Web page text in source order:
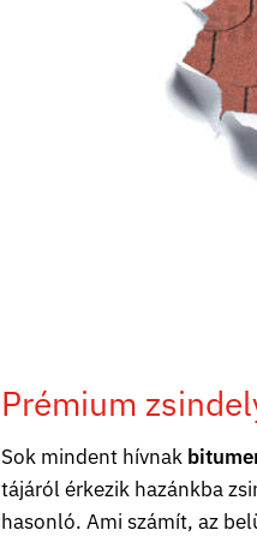
Prémium
Sok mindent hívnak
tájáról érkezik hazánkba
hasonló. Ami számít, az